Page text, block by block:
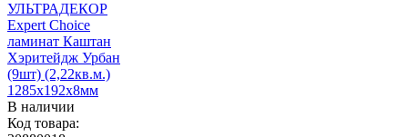
УЛЬТРАДЕКОР
Expert Choice
ламинат Каштан
Хэритейдж Урбан
(9шт) (2,22кв.м.)
1285х192х8мм
В наличии
Код товара: